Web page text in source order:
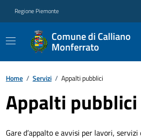
Regione Piemonte
Comune di Calliano
Monferrato
Home / Servizi / Appalti pubblici
Appalti pubblici
Gare d’appalto e avvisi per lavori,